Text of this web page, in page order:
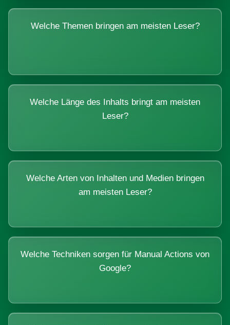
Welche Themen bringen am meisten Leser?
Welche Länge des Inhalts bringt am meisten
Leser?
Welche Arten von Inhalten und Medien bringen
am meisten Leser?
Welche Techniken sorgen für Manual Actions von
Google?